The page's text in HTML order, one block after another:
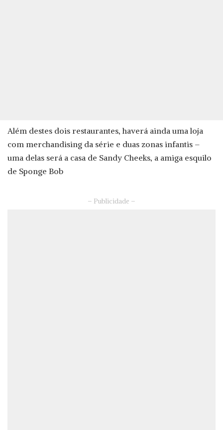
Além destes dois restaurantes, haverá ainda uma loja
com merchandising da série e duas zonas infantis –
uma delas será a casa de Sandy Cheeks, a amiga esquilo
de Sponge Bob
– Publicidade –